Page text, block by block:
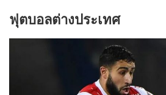
ฟุตบอลต่างประเทศ